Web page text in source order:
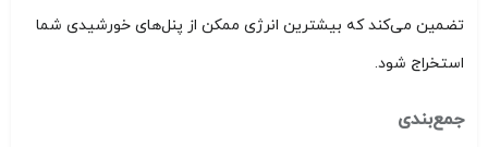
تضمین می‌کند که بیشترین انرژی ممکن از پنل‌های خورشیدی شما
استخراج شود.
جمع‌بندی